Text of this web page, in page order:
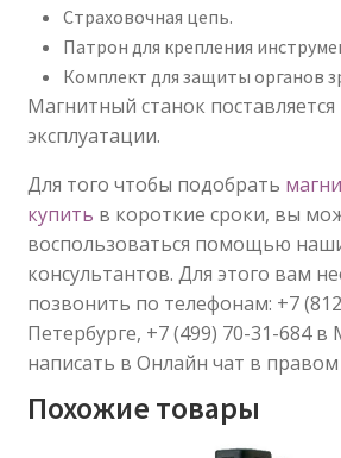
Страховочная цепь.
Патрон для крепления
Комплект для защиты органов
Магнитный станок
эксплуатации.
Для того чтобы подобрать
купить в короткие сроки, вы
воспользоваться помощью
консультантов. Для этого вам
позвонить по телефонам: +7
Петербурге, +7 (499) 70-31-684 в
написать в Онлайн чат в правом
Похожие товары